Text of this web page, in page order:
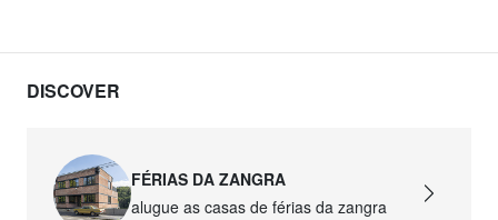
DISCOVER
FÉRIAS DA ZANGRA
alugue as casas de férias da zangra